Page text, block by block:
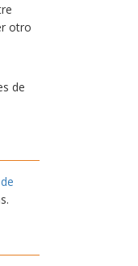
otro
de